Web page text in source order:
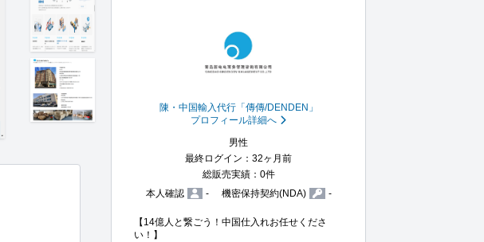
陳・中国輸入代行「傳傳/DENDEN」
プロフィール詳細へ
男性
最終ログイン：32ヶ月前
総販売実績：0件
本人確認
- 機密保持契約(NDA) -
【14億人と繋ごう！中国仕入れお任せくださ
い！】